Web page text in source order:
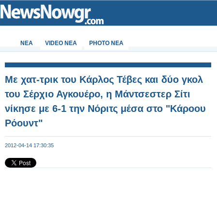
ΝΕΑ VIDEO NEA PHOTO NEA
Με χατ-τρικ του Κάρλος Τέβες και δύο γκολ
του Σέρχιο Αγκουέρο, η Μάντσεστερ Σίτι
νίκησε με 6-1 την Νόριτς μέσα στο "Κάροου
Ρόουντ"
2012-04-14 17:30:35